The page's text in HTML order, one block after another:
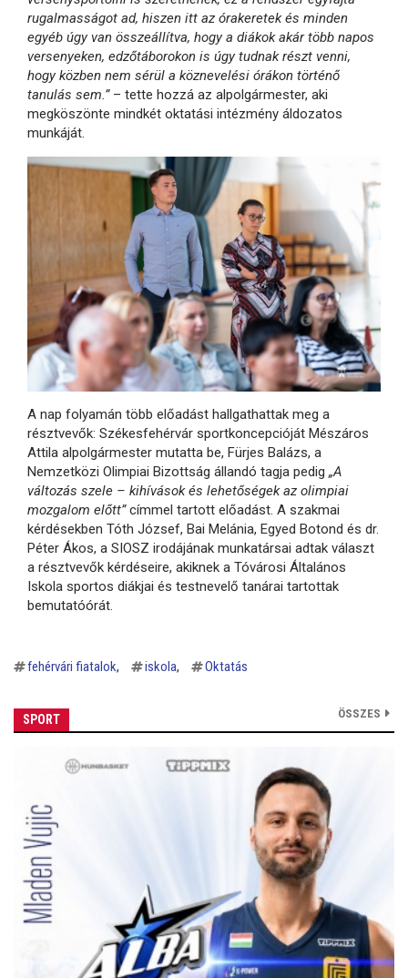
rugalmasságot ad, hiszen itt az órakeretek és minden
egyéb úgy van összeállítva, hogy a diákok akár több napos
versenyeken, edzőtáborokon is úgy tudnak részt venni,
hogy közben nem sérül a köznevelési órákon történő
tanulás sem.”– tette hozzá az alpolgármester, aki
megköszönte mindkét oktatási intézmény áldozatos
munkáját.
A nap folyamán több előadást hallgathattak meg a
résztvevők: Székesfehérvár sportkoncepcióját Mészáros
Attila alpolgármester mutatta be, Fürjes Balázs, a
Nemzetközi Olimpiai Bizottság állandó tagja pedig „A
változás szele – kihívások és lehetőségek az olimpiai
mozgalom előtt”címmel tartott előadást. A szakmai
kérdésekben Tóth József, Bai Melánia, Egyed Botond és dr.
Péter Ákos, a SIOSZ irodájának munkatársai adtak választ
a résztvevők kérdéseire, akiknek a Tóvárosi Általános
Iskola sportos diákjai és testnevelő tanárai tartottak
bemutatóórát.
fehérvári fiatalok iskola Oktatás
SPORT ÖSSZES